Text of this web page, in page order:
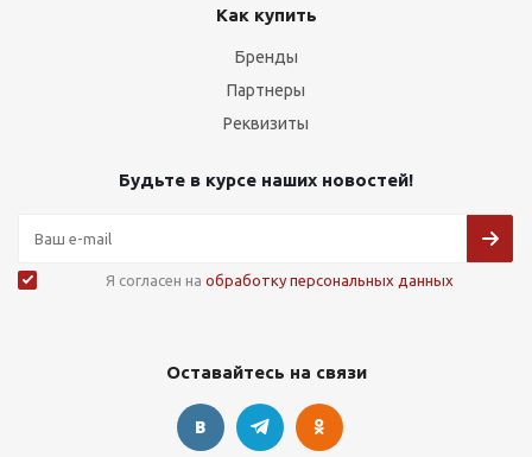
Как купить
Бренды
Партнеры
Реквизиты
Будьте в курсе наших новостей!
Я согласен на обработку персональных данных
Оставайтесь на связи